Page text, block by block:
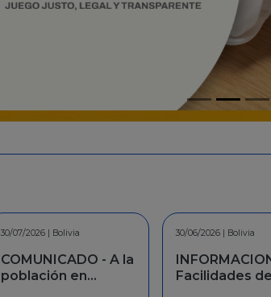
30/06/2026 | Bolivia
INFORMACION -
Facilidades de
06/08/2026 | Bolivia